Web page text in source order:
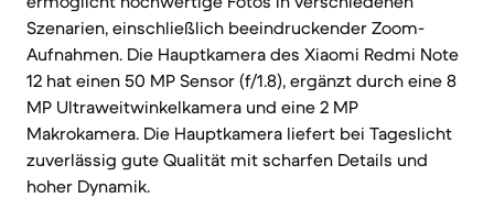
Szenarien, einschließlich beeindruckender Zoom-
Aufnahmen. Die Hauptkamera des Xiaomi Redmi Note
12 hat einen 50 MP Sensor (f/1.8), ergänzt durch eine 8
MP Ultraweitwinkelkamera und eine 2 MP
Makrokamera. Die Hauptkamera liefert bei Tageslicht
zuverlässig gute Qualität mit scharfen Details und
hoher Dynamik.